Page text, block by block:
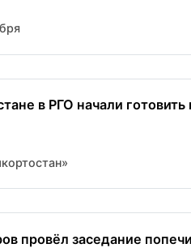
в РГО начали
провёл заседание